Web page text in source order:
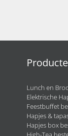
Lunch en
Elektrische
Feestbuffet
Hapjes &
Hapjes box